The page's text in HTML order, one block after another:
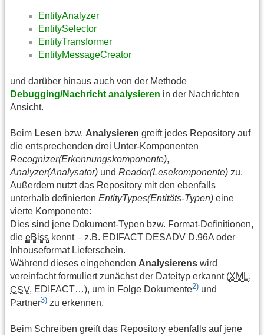
EntityAnalyzer
EntitySelector
EntityTransformer
EntityMessageCreator
und darüber hinaus auch von der Methode
Debugging/Nachricht analysieren in der Nachrichten
Ansicht.
Beim Lesen bzw. Analysieren greift jedes Repository auf
die entsprechenden drei Unter-Komponenten
Recognizer(Erkennungskomponente),
Analyzer(Analysator) und Reader(Lesekomponente) zu.
Außerdem nutzt das Repository mit den ebenfalls
unterhalb definierten EntityTypes(Entitäts-Typen) eine
vierte Komponente:
Dies sind jene Dokument-Typen bzw. Format-Definitionen,
die eBiss kennt – z.B. EDIFACT DESADV D.96A oder
Inhouseformat Lieferschein.
Während dieses eingehenden Analysierens wird
vereinfacht formuliert zunächst der Dateityp erkannt (XML,
CSV, EDIFACT…), um in Folge Dokumente2) und
Partner3) zu erkennen.
Beim Schreiben greift das Repository ebenfalls auf jene